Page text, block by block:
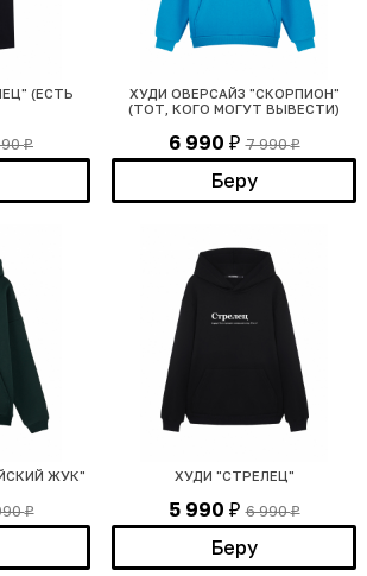
(ЕСТЬ
₽
ХУДИ ОВЕРСАЙЗ "СКОРПИОН"
(ТОТ, КОГО МОГУТ ВЫВЕСТИ)
6 990 ₽ 7 990₽
Беру
ЖУК"
₽
ХУДИ "СТРЕЛЕЦ"
5 990 ₽ 6 990₽
Беру